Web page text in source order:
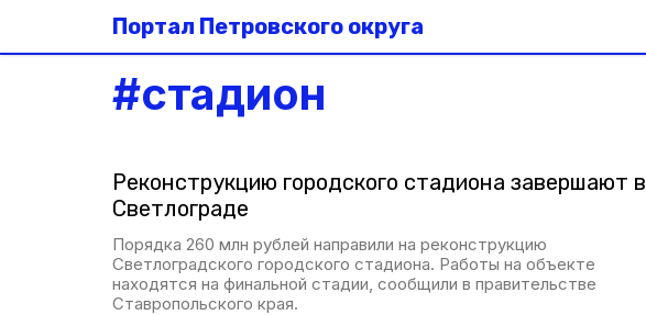
Портал Петровского округа
#стадион
Реконструкцию городского стадиона завершают в
Светлограде
Порядка 260 млн рублей направили на реконструкцию
Светлоградского городского стадиона. Работы на объекте
находятся на финальной стадии, сообщили в правительстве
Ставропольского края.